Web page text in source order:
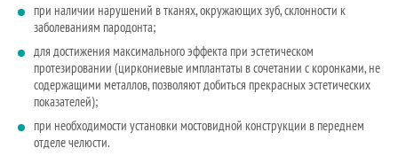
при наличии нарушений в тканях, окружающих зуб, склонности к
заболеваниям пародонта;
для достижения максимального эффекта при эстетическом
протезировании (циркониевые имплантаты в сочетании с коронками, не
содержащими металлов, позволяют добиться прекрасных эстетических
показателей);
при необходимости установки мостовидной конструкции в переднем
отделе челюсти.